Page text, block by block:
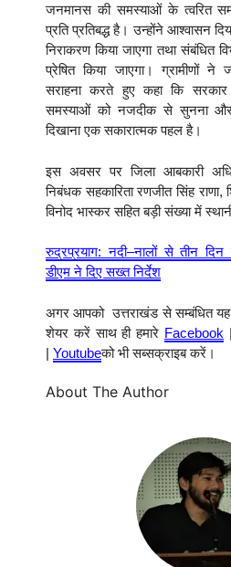
जनमानस की समस्याओं के त्वरित
प्रति प्रतिबद्ध है। उन्होंने आश्वासन
निराकरण किया जाएगा तथा संबंधित
प्रेषित किया जाएगा। ग्रामीणों ने
सराहना करते हुए कहा कि सरकार
समस्याओं को नजदीक से सुनना और
दिखाना एक सकारात्मक पहल है।
इस अवसर पर जिला आबकारी
निबंधक सहकारिता रणजीत सिंह
विनोद भास्कर सहित बड़ी संख्या में
रुद्रप्रयाग: नदी–नालों से तीन
डीएम ने दिए सख्त निर्देश
अगर आपको उत्तराखंड से सम्बंधित यह
शेयर करें साथ ही हमारे Facebook |
| Youtubeको भी सब्सक्राइब करें।
About The Author